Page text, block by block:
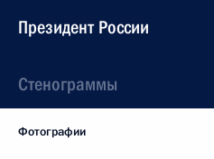
Президент России
Стенограммы
Фотографии